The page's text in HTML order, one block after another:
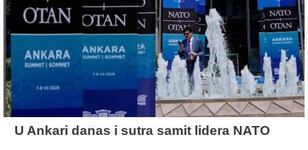
U Ankari danas i sutra samit lidera NATO